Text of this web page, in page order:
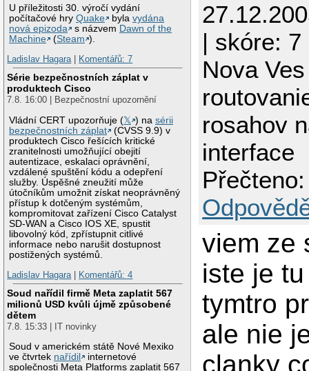
U příležitosti 30. výročí vydání
počítačové hryQuake bylavydána
nová epizoda
s názvem Dawn of the
Machine
(Steam ).
Ladislav Hagara| Komentářů: 7
Série bezpečnostních záplat v
produktech Cisco
7.8. 16:00 | Bezpečnostní upozornění
Vládní CERT upozorňuje (𝕏 ) nasérii
bezpečnostních záplat
(CVSS 9.9) v
produktech Cisco řešících kritické
zranitelnosti umožňující obejití
autentizace, eskalaci oprávnění,
vzdálené spuštění kódu a odepření
služby. Úspěšné zneužití může
útočníkům umožnit získat neoprávněný
přístup k dotčeným systémům,
kompromitovat zařízení Cisco Catalyst
SD-WAN a Cisco IOS XE, spustit
libovolný kód, zpřístupnit citlivé
informace nebo narušit dostupnost
postižených systémů.
Ladislav Hagara| Komentářů: 4
Soud nařídil firmě Meta zaplatit 567
milionů USD kvůli újmě způsobené
dětem
7.8. 15:33 | IT novinky
Soud v americkém státě Nové Mexiko
ve čtvrtek nařídil
internetové
společnosti Meta Platforms zaplatit 567
| skóre:
Nova Ves
rosahov
interface
viem ze
iste je
tymtro
ale nie
clanky